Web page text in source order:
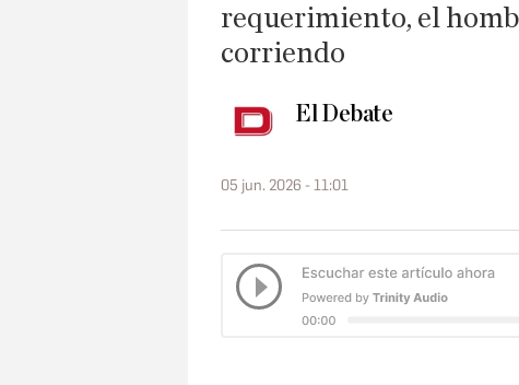
requerimiento, el
corriendo
El Debate
05 jun. 2026 - 11:01